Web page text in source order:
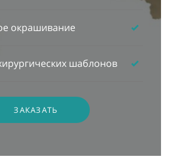
окрашивание
шаблонов
ЗАКАЗАТЬ